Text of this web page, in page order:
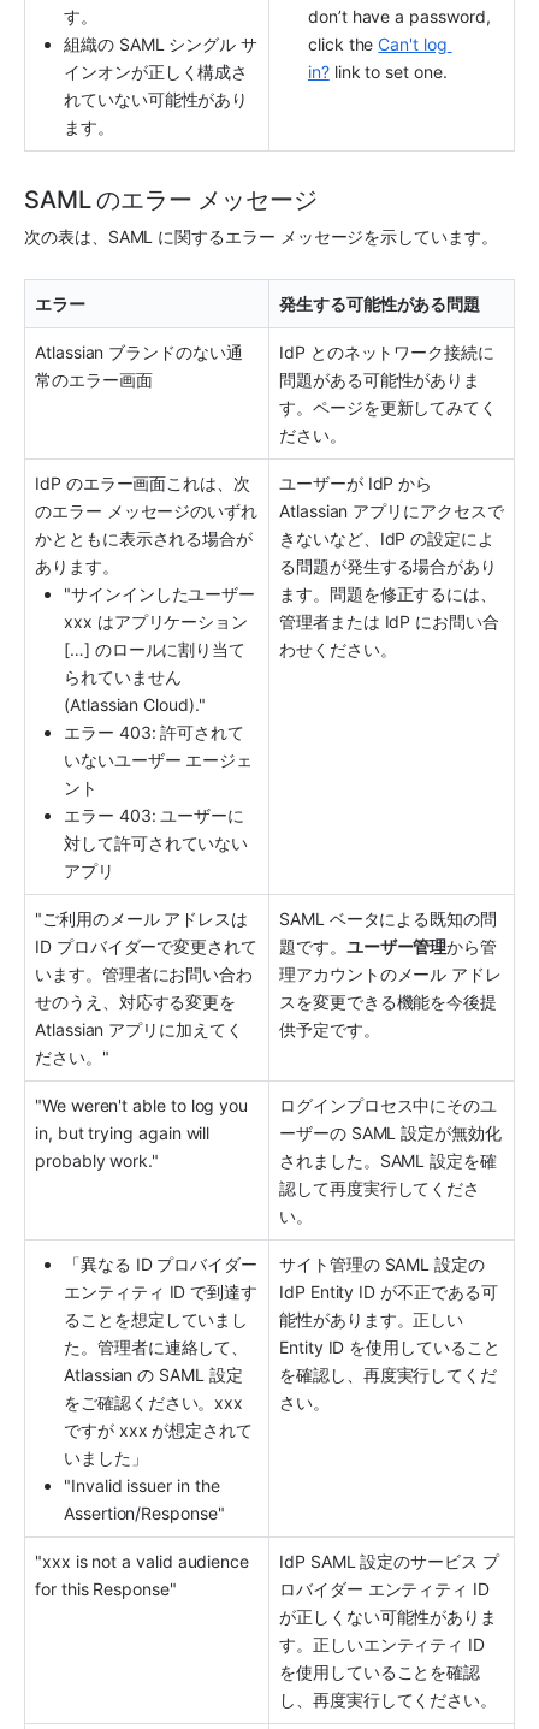
す。
組織の SAML シングル サ
インオンが正しく構成さ
れていない可能性があり
ます。
don’t have a password,
click the Can't log
in? link to set one.
SAML のエラー メッセージ
次の表は、SAML に関するエラー メッセージを示しています。
エラー 発生する可能性がある問題
Atlassian ブランドのない通
常のエラー画面
IdP とのネットワーク接続に
問題がある可能性がありま
す。ページを更新してみてく
ださい。
IdP のエラー画面これは、次
のエラー メッセージのいずれ
かとともに表示される場合が
あります。
"サインインしたユーザー
xxx はアプリケーション
[…] のロールに割り当て
られていません
(Atlassian Cloud)."
エラー 403: 許可されて
いないユーザー エージェ
ント
エラー 403: ユーザーに
対して許可されていない
アプリ
ユーザーが IdP から
Atlassian アプリ にアクセスで
きないなど、IdP の設定によ
る問題が発生する場合があり
ます。問題を修正するには、
管理者または IdP にお問い合
わせください。
"ご利用のメール アドレスは
ID プロバイダーで変更されて
います。管理者にお問い合わ
せのうえ、対応する変更を
Atlassian アプリ に加えてく
ださい。"
SAML ベータによる既知の問
題です。 ユーザー管理から管
理アカウントのメール アドレ
スを変更できる機能を今後提
供予定です。
"We weren't able to log you
in, but trying again will
probably work."
ログインプロセス中にそのユ
ーザーの SAML 設定が無効化
されました。SAML 設定を確
認して再度実行してくださ
い。
「異なる ID プロバイダー
エンティティ ID で到達す
ることを想定していまし
た。管理者に連絡して、
Atlassian の SAML 設定
をご確認ください。xxx
ですが xxx が想定されて
いました」
"Invalid issuer in the
Assertion/Response"
サイト管理の SAML 設定の
IdP Entity ID が不正である可
能性があります。正しい
Entity ID を使用していること
を確認し、再度実行してくだ
さい。
"xxx is not a valid audience
for this Response"
IdP SAML 設定のサービス プ
ロバイダー エンティティ ID
が正しくない可能性がありま
す。正しいエンティティ ID
を使用していることを確認
し、再度実行してください。